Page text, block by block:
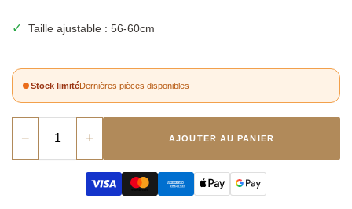
✓ Taille ajustable : 56-60cm
Stock limitéDernières pièces disponibles
− + AJOUTER AU PANIER